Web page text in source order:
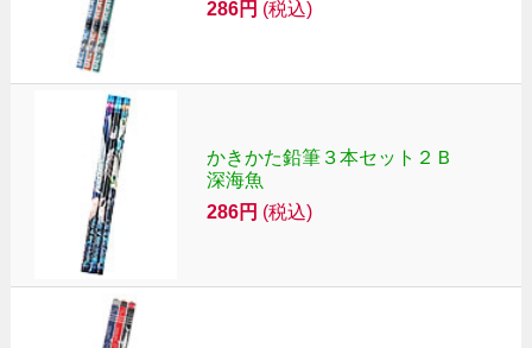
286円 (税込)
かきかた鉛筆３本セット２Ｂ
深海魚
286円 (税込)